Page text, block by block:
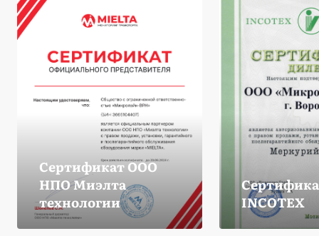
Сертификат ООО
НПО Миэлта
технологии
INCOTEX